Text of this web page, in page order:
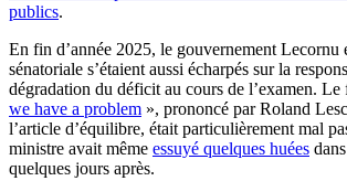
publics.
En fin d’année 2025, le gouvernement Lecornu
sénatoriale s’étaient aussi écharpés sur la
dégradation du déficit au cours de l’examen. Le
we have a problem », prononcé par Roland
l’article d’équilibre, était particulièrement mal
ministre avait même essuyé quelques huées
quelques jours après.